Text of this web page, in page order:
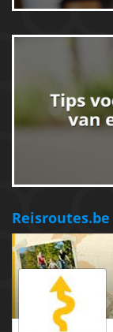
Reisroutes.be